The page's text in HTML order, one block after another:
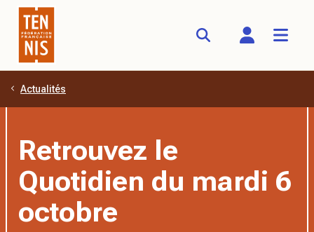
Aller au contenu principal
Actualités
Retrouvez le
Quotidien du mardi 6
octobre